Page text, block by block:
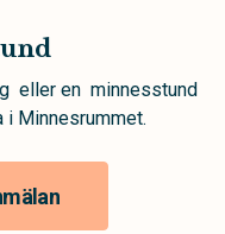
eller en minnesstund
i Minnesrummet.